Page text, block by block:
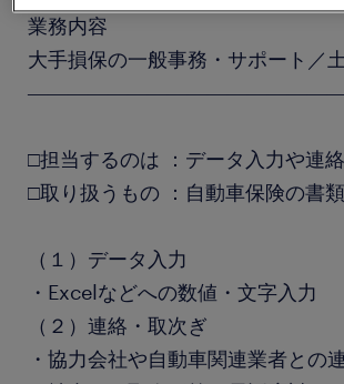
業務内容
大手損保の一般事務・サポート／
□担当するのは ：データ入力や連
□取り扱うもの ：自動車保険の書
（１）データ入力
・Excelなどへの数値・文字入力
（２）連絡・取次ぎ
・協力会社や自動車関連業者との